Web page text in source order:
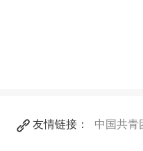
友情链接： 中国共青